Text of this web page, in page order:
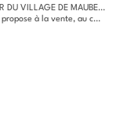
À VENDRE MAISON FAMILIALE AVEC PISCINE AU CŒUR DU VILLAGE DE MAUBEC, BEAUX VOLUMES ET VUE SUR LE LUBERON
charmant village de Maubec, une...